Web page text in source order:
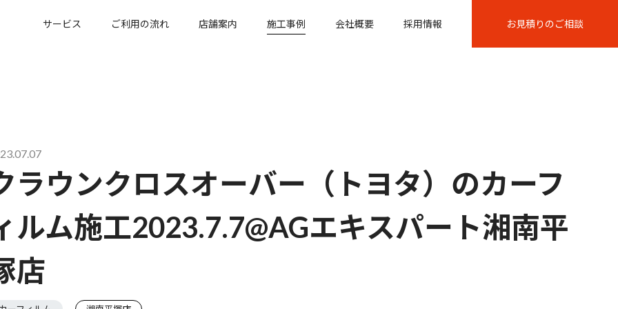
サービス ご利用の流れ 店舗案内 施工事例 会社概要 採用情報 お見積りのご相談
ラウンクロスオーバー（トヨタ）のカーフ
ルム施工2023.7.7@AGエキスパート湘南平
店